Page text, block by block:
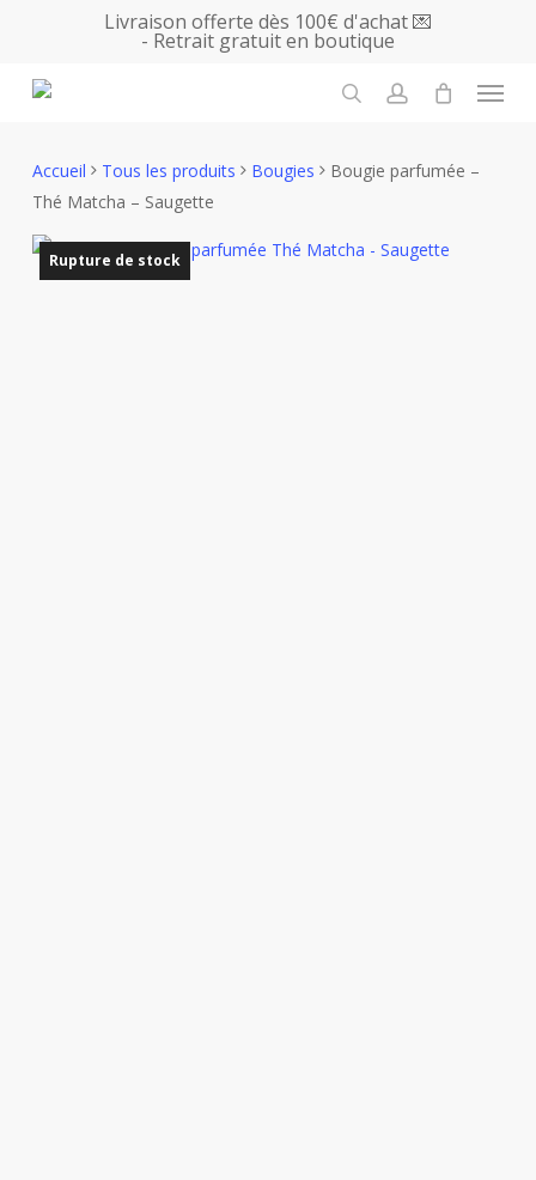
main
Livraison offerte dès 100€ d'achat 💌
- Retrait gratuit en boutique
Menu
Accueil Tous les produits Bougies
Bougie parfumée –
Thé Matcha – Saugette
Rupture de stock